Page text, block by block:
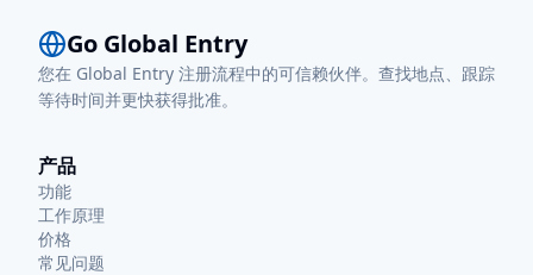
Go Global Entry
您在 Global Entry 注册流程中的可信赖伙伴。查找地点、跟踪
等待时间并更快获得批准。
产品
功能
工作原理
价格
常见问题